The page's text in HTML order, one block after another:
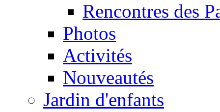
Rencontres des
Photos
Activités
Nouveautés
Jardin d'enfants